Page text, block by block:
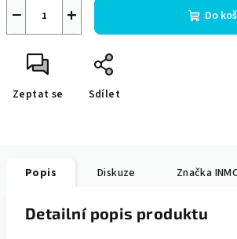
+
− Do
Zeptat se Sdílet
Popis Diskuze Značka
Detailní popis produktu